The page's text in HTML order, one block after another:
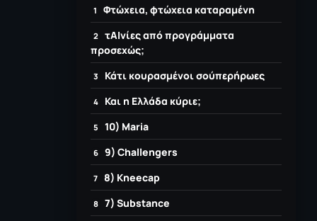
Φτώχεια, φτώχεια καταραμένη
τΑΙνίες από προγράμματα
προσεχώς;
Κάτι κουρασμένοι σούπερήρωες
Και η Ελλάδα κύριε;
10) Maria
9) Challengers
8) Kneecap
7) Substance